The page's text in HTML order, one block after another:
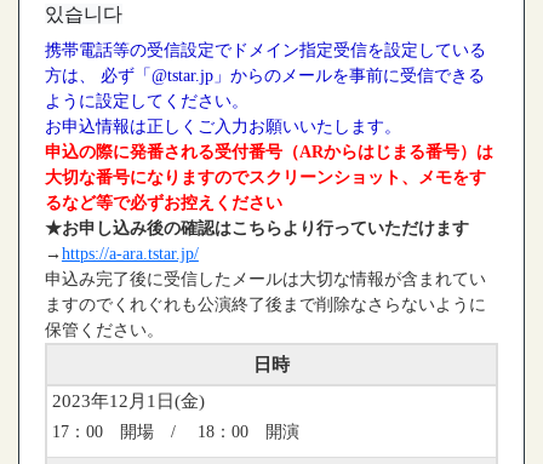
있습니다
携帯電話等の受信設定でドメイン指定受信を設定している
方は、 必ず「@tstar.jp」からのメールを事前に受信できる
ように設定してください。
お申込情報は正しくご入力お願いいたします。
申込の際に発番される受付番号（ARからはじまる番号）は
大切な番号になりますのでスクリーンショット、メモをす
るなど等で必ずお控えください
★お申し込み後の確認はこちらより行っていただけます
→ https://a-ara.tstar.jp/
申込み完了後に受信したメールは大切な情報が含まれてい
ますのでくれぐれも公演終了後まで削除なさらないように
保管ください。
日時
2023年12月1日(金)
17：00 開場 / 18：00 開演